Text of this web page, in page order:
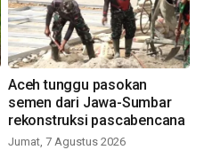
Aceh tunggu pasokan
semen dari Jawa-Sumbar
rekonstruksi pascabencana
Jumat, 7 Agustus 2026